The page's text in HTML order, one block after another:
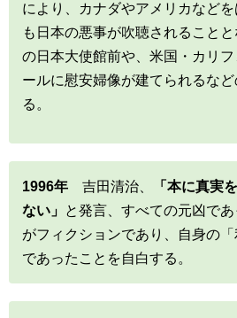
により、カナダやアメリカなど
も日本の悪事が吹聴されること
の日本大使館前や、米国・カリ
ールに慰安婦像が建てられるな
る。
1996年 吉田清治、
「本に真実
ない」 と発言、すべての元凶で
がフィクションであり、自身の
であったことを自白する。